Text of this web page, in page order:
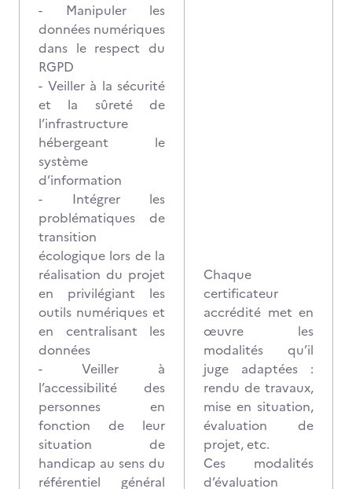
- Manipuler les
données numériques
dans le respect du
RGPD
- Veiller à la sécurité
et la sûreté de
l’infrastructure
hébergeant le
système
d’information
- Intégrer les
problématiques de
transition
écologique lors de la
réalisation du projet
en privilégiant les
outils numériques et
en centralisant les
données
- Veiller à
l’accessibilité des
personnes en
fonction de leur
situation de
handicap au sens du
référentiel général
Chaque
certificateur
accrédité met en
œuvre les
modalités qu’il
juge adaptées :
rendu de travaux,
mise en situation,
évaluation de
projet, etc.
Ces modalités
d’évaluation